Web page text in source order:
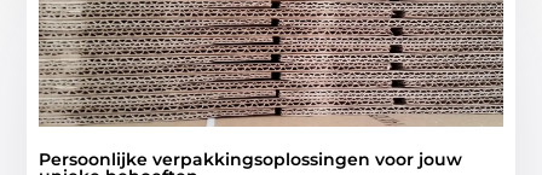
Persoonlijke verpakkingsoplossingen voor jouw